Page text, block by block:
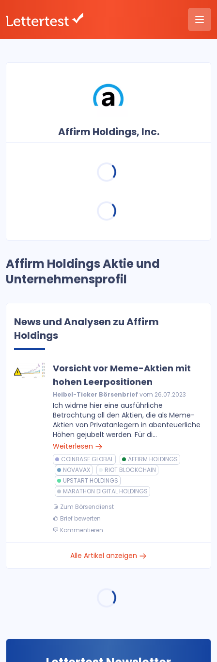
Affirm Holdings, Inc.
Affirm Holdings Aktie und
Unternehmensprofil
News und Analysen zu Affirm
Holdings
Vorsicht vor Meme-Aktien mit
hohen Leerpositionen
Heibel-Ticker Börsenbrief vom 26.07.2023
Ich widme hier eine ausführliche
Betrachtung all den Aktien, die als Meme-
Aktien von Privatanlegern in abenteuerliche
Höhen gejubelt werden. Für di...
Weiterlesen
COINBASE GLOBAL
AFFIRM HOLDINGS
NOVAVAX
RIOT BLOCKCHAIN
UPSTART HOLDINGS
MARATHON DIGITAL HOLDINGS
Zum Börsendienst
Brief bewerten
Kommentieren
Alle Artikel anzeigen